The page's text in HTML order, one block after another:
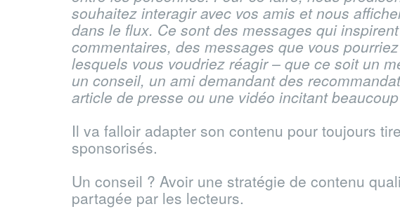
souhaitez interagir avec vos amis et nous
dans le flux. Ce sont des messages qui
commentaires, des messages que vous
lesquels vous voudriez réagir – que ce soit un
un conseil, un ami demandant des
article de presse ou une vidéo incitant
Il va falloir adapter son contenu pour toujours
sponsorisés.
Un conseil ? Avoir une stratégie de contenu
partagée par les lecteurs.